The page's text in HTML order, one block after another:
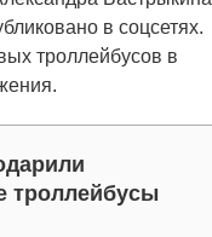
в соцсетях.
троллейбусов в
троллейбусы